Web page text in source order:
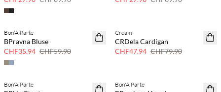
40 % Rabatt
Bon'A Parte
BPravna Bluse
CHF35.94 CHF59.90
40 % Rabatt
Cream
CRDela Cardigan
CHF47.94 CHF79.90
SAVE20
Bon'A Parte
SAVE20
Bon'A Parte